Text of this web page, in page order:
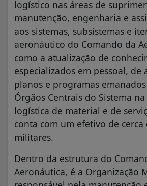
logístico nas áreas de
manutenção, engenharia e
aos sistemas, subsistemas e
aeronáutico do Comando da
como a atualização de
especializados em pessoal, de
planos e programas
Órgãos Centrais do Sistema
logística de material e de
conta com um efetivo de cerca
militares.
Dentro da estrutura do
Aeronáutica, é a Organização